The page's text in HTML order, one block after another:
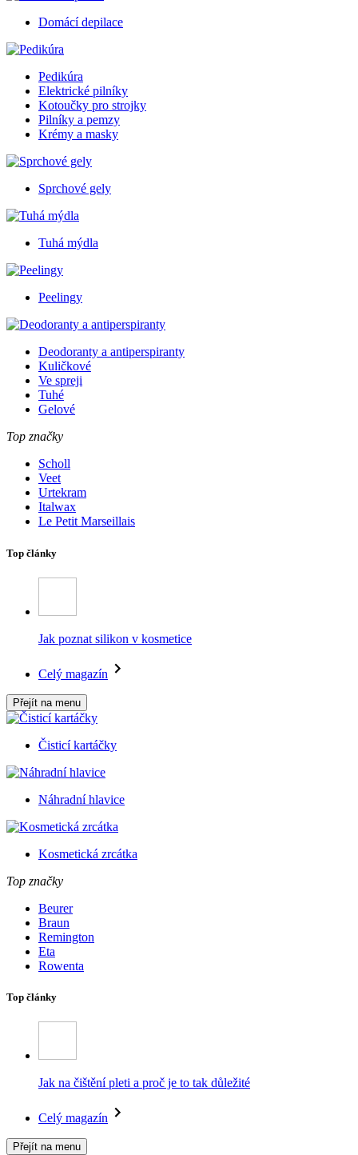
Domácí depilace
Pedikúra
Elektrické pilníky
Kotoučky pro strojky
Pilníky a pemzy
Krémy a masky
Sprchové gely
Tuhá mýdla
Peelingy
Deodoranty a antiperspiranty
Kuličkové
Ve spreji
Tuhé
Gelové
Top značky
Scholl
Veet
Urtekram
Italwax
Le Petit Marseillais
Top články
Jak poznat silikon v kosmetice
Celý magazín
Přejít na menu
Čisticí kartáčky
Náhradní hlavice
Kosmetická zrcátka
Top značky
Beurer
Braun
Remington
Eta
Rowenta
Top články
Jak na čištění pleti a proč je to tak důležité
Celý magazín
Přejít na menu